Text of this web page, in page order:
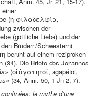
einer
(ἡ φιλαδελφία,
zwischen der
(göttliche Liebe) und der
Brüdern/Schwestern)
beruht auf einem reziproken
(34). Die Briefe des Johannes
(οἱ ἀγαπητοί, agapétoi,
(34, Anm. 50, 1 Jn 2, 7).
le mythe d’une